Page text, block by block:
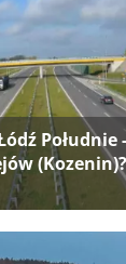
Południe